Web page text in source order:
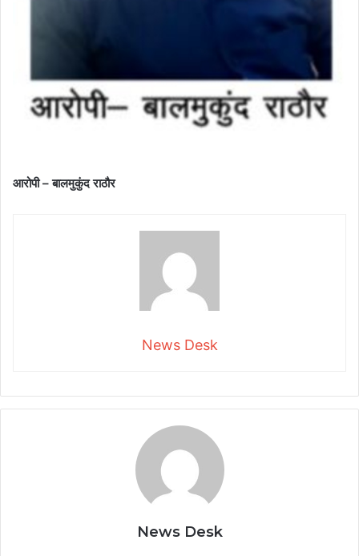
आरोपी – बालमुकुंद राठौर
News Desk
News Desk